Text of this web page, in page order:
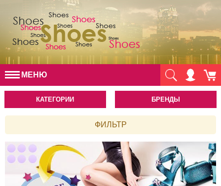
МЕНЮ
КАТЕГОРИИ БРЕНДЫ
ФИЛЬТР